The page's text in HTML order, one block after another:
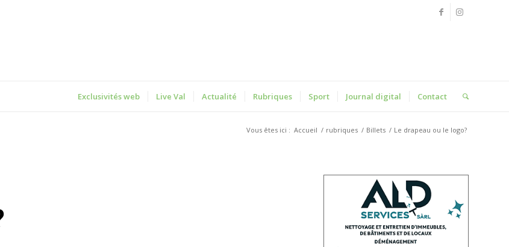
Exclusivités web Live Val Actualité Rubriques Sport Journal digital Contact
Vous êtes ici : Accueil / rubriques / Billets / Le drapeau ou le logo?